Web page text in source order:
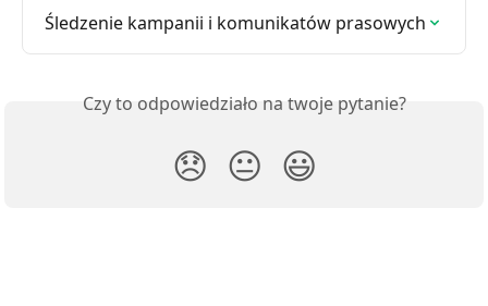
Śledzenie kampanii i komunikatów prasowych
Czy to odpowiedziało na twoje pytanie?
😞 😐 😃